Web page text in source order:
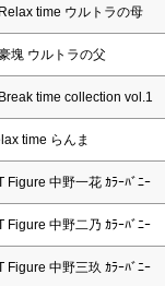
time ウルトラの母
塊 ウルトラの父
time collection vol.1
time らんま
Figure 中野一花 ｶﾗｰﾊﾞﾆｰ
Figure 中野二乃 ｶﾗｰﾊﾞﾆｰ
Figure 中野三玖 ｶﾗｰﾊﾞﾆｰ